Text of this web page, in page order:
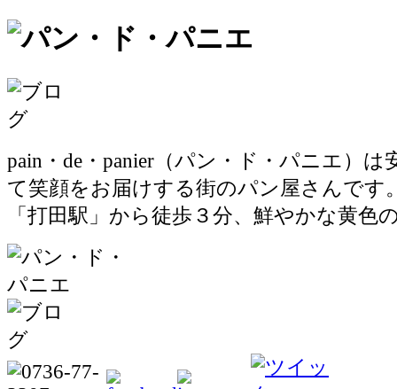
pain・de・panier（パン・ド・パニエ）は
て笑顔をお届けする街のパン屋さんです
「打田駅」から徒歩３分、鮮やかな黄色